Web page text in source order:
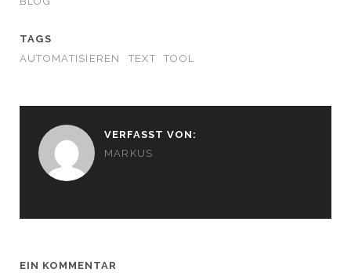
TAGS
AUTOMATISIEREN
TEXT TOOL
VERFASST VON:
MARKUS
EIN KOMMENTAR